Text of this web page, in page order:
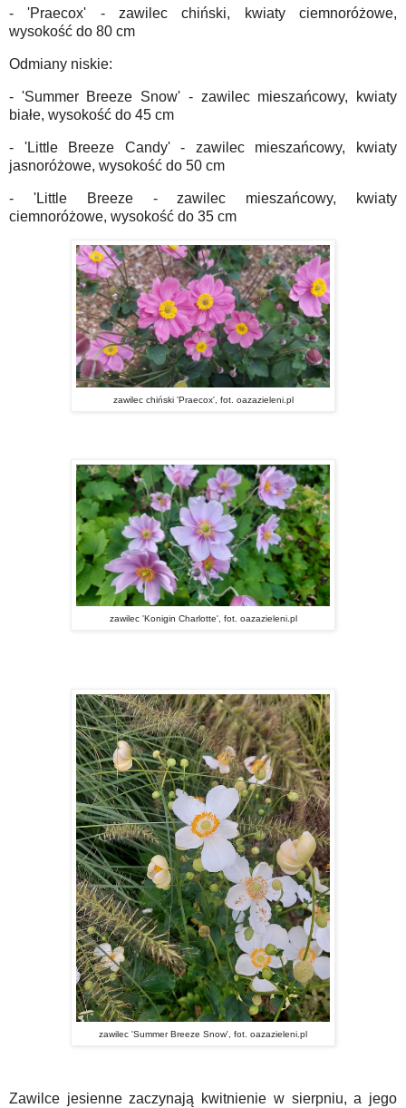
- 'Praecox' - zawilec chiński, kwiaty ciemnoróżowe,
wysokość do 80 cm
Odmiany niskie:
- 'Summer Breeze Snow' - zawilec mieszańcowy, kwiaty
białe, wysokość do 45 cm
- 'Little Breeze Candy' - zawilec mieszańcowy, kwiaty
jasnoróżowe, wysokość do 50 cm
- 'Little Breeze - zawilec mieszańcowy, kwiaty
ciemnoróżowe, wysokość do 35 cm
zawilec chiński 'Praecox', fot. oazazieleni.pl
zawilec 'Konigin Charlotte', fot. oazazieleni.pl
zawilec 'Summer Breeze Snow', fot. oazazieleni.pl
Zawilce jesienne zaczynają kwitnienie w sierpniu, a jego